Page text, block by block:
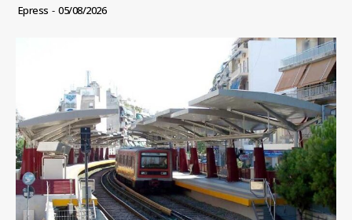
Epress - 05/08/2026